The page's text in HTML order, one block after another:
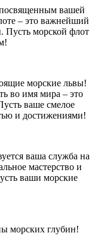
вашей
– это важнейший
Пусть морской флот
морские львы!
во имя мира – это
ваше смелое
и достижениями!
ваша служба на
мастерство и
ваши морские
морских глубин!